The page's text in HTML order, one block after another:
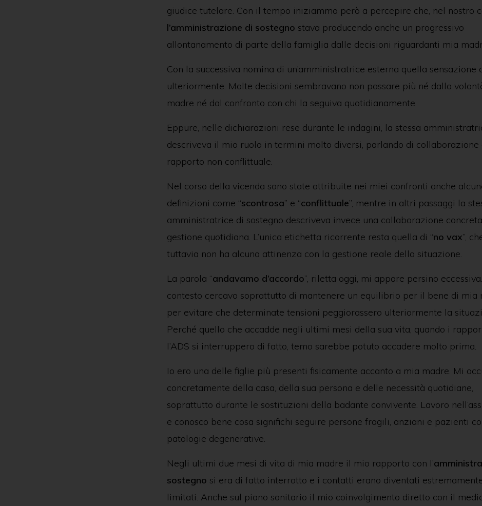
giudice tutelare. Con il tempo iniziammo però a percepire che, nel nostro
l’amministrazione di sostegno stava producendo anche un progressivo
allontanamento di parte della famiglia dalle decisioni riguardanti mia
Con la successiva nomina di un’amministratrice esterna quella sensazione
ulteriormente. Molte decisioni sembravano non passare più né dalla
madre né dal confronto con chi la seguiva quotidianamente.
Eppure, nelle dichiarazioni rese durante le indagini, la stessa
descriveva il mio ruolo in termini molto diversi, parlando di collaborazione
rapporto non conflittuale.
Nel corso della vicenda sono state attribuite nei miei confronti anche
definizioni come “scontrosa” e “conflittuale”, mentre in altri passaggi la
amministratrice di sostegno descriveva invece una collaborazione
gestione quotidiana. L’unica etichetta ricorrente resta quella di “no vax”,
tuttavia non ha alcuna attinenza con la gestione reale della situazione.
La parola “andavamo d’accordo”, riletta oggi, mi appare persino
contesto cercavo soprattutto di mantenere un equilibrio per il bene di mia
per evitare che determinate tensioni peggiorassero ulteriormente la
Perché quello che accadde negli ultimi mesi della sua vita, quando i
l’ADS si interruppero di fatto, temo sarebbe potuto accadere molto prima.
Io ero una delle figlie più presenti fisicamente accanto a mia madre. Mi
concretamente della casa, della sua persona e delle necessità quotidiane,
soprattutto durante le sostituzioni della badante convivente. Lavoro
e conosco bene cosa significhi seguire persone fragili, anziani e pazienti
patologie degenerative.
Negli ultimi due mesi di vita di mia madre il mio rapporto con l’
sostegno si era di fatto interrotto e i contatti erano diventati
limitati. Anche sul piano sanitario il mio coinvolgimento diretto con il